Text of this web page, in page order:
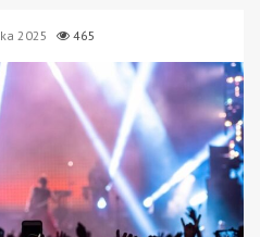
2025 465